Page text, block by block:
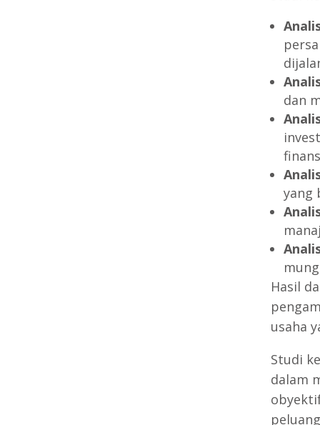
dan
yang
Hasil
usaha
Studi
dalam